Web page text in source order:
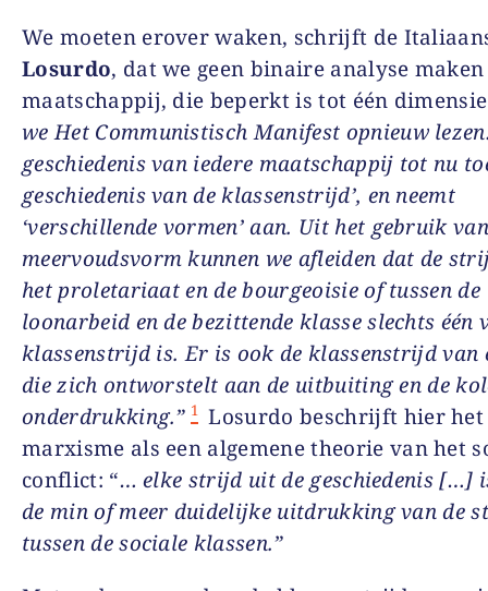
We moeten erover waken, schrijft de
Losurdo, dat we geen binaire analyse
maatschappij, die beperkt is tot één
we Het Communistisch Manifest opnieuw
geschiedenis van iedere maatschappij tot nu
geschiedenis van de klassenstrijd’, en neemt
‘verschillende vormen’ aan. Uit het gebruik
meervoudsvorm kunnen we afleiden dat de
het proletariaat en de bourgeoisie of tussen de
loonarbeid en de bezittende klasse slechts één
klassenstrijd is. Er is ook de klassenstrijd van
die zich ontworstelt aan de uitbuiting en de
onderdrukking.” 1 Losurdo beschrijft hier het
marxisme als een algemene theorie van het
conflict: “… elke strijd uit de geschiedenis […]
de min of meer duidelijke uitdrukking van de
tussen de sociale klassen.”